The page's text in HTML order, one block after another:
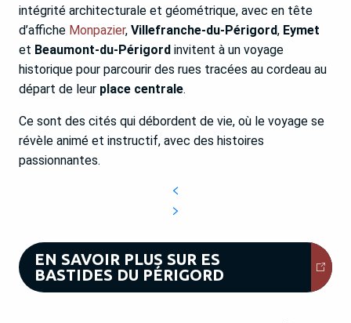
intégrité architecturale et géométrique, avec en tête
d’affiche Monpazier, Villefranche-du-Périgord, Eymet
et Beaumont-du-Périgord invitent à un voyage
historique pour parcourir des rues tracées au cordeau au
départ de leur place centrale.
Ce sont des cités qui débordent de vie, où le voyage se
révèle animé et instructif, avec des histoires
passionnantes.
EN SAVOIR PLUS SUR ES
BASTIDES DU PÉRIGORD